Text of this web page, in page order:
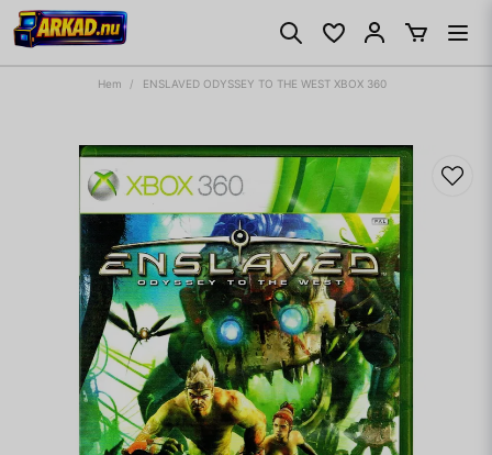
Hem ENSLAVED ODYSSEY TO THE WEST XBOX 360